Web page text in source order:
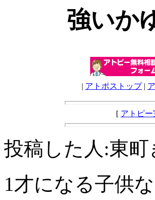
強いか
| アトポストップ|
[ アトピ
投稿した人:東町
1才になる子供